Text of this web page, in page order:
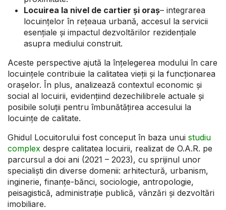
Locuirea la nivel de cartier și oraș– integrarea
locuințelor în rețeaua urbană, accesul la servicii
esențiale și impactul dezvoltărilor rezidențiale
asupra mediului construit.
Aceste perspective ajută la înțelegerea modului în care
locuințele contribuie la calitatea vieții și la funcționarea
orașelor. În plus, analizează contextul economic și
social al locuirii, evidențiind dezechilibrele actuale și
posibile soluții pentru îmbunătățirea accesului la
locuințe de calitate.
Ghidul Locuitorului fost conceput în baza unui studiu
complex despre calitatea locuirii, realizat de O.A.R. pe
parcursul a doi ani (2021 – 2023), cu sprijinul unor
specialiști din diverse domenii: arhitectură, urbanism,
inginerie, finanțe-bănci, sociologie, antropologie,
peisagistică, administrație publică, vânzări și dezvoltări
imobiliare.